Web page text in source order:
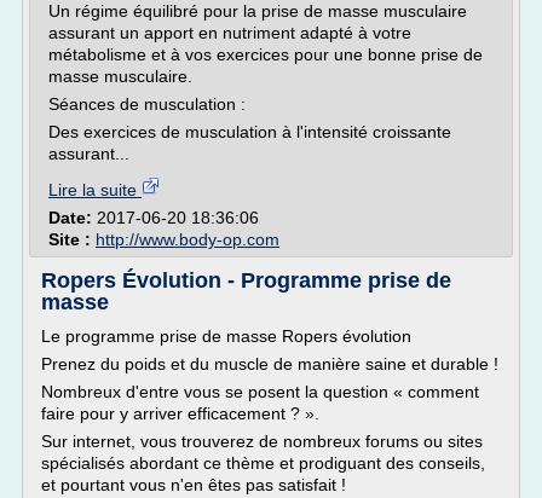
Un régime équilibré pour la prise de masse musculaire
assurant un apport en nutriment adapté à votre
métabolisme et à vos exercices pour une bonne prise de
masse musculaire.
Séances de musculation :
Des exercices de musculation à l'intensité croissante
assurant...
Lire la suite
Date: 2017-06-20 18:36:06
Site : http://www.body-op.com
Ropers Évolution - Programme prise de
masse
Le programme prise de masse Ropers évolution
Prenez du poids et du muscle de manière saine et durable !
Nombreux d'entre vous se posent la question « comment
faire pour y arriver efficacement ? ».
Sur internet, vous trouverez de nombreux forums ou sites
spécialisés abordant ce thème et prodiguant des conseils,
et pourtant vous n'en êtes pas satisfait !